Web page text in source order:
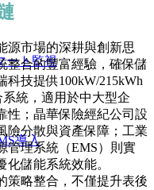
ート監視
導入
源市場的深耕與創新思
整合的豐富經驗，確保儲
技提供100kW/215kWh
系統，適用於中大型企
性；晶華保險經紀公司設
險分散與資產保障；工業
管理系統（EMS）則實
儲能系統效能。
策略整合，不僅提升表後